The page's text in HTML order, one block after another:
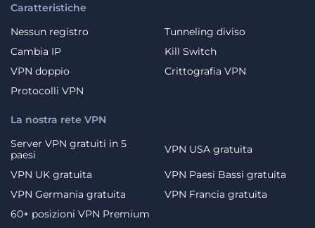
Caratteristiche
Nessun registro
Tunneling diviso
Cambia IP
Kill Switch
VPN doppio
Crittografia VPN
Protocolli VPN
La nostra rete VPN
Server VPN gratuiti in 5
paesi
VPN USA gratuita
VPN UK gratuita
VPN Paesi Bassi gratuita
VPN Germania gratuita
VPN Francia gratuita
60+ posizioni VPN Premium